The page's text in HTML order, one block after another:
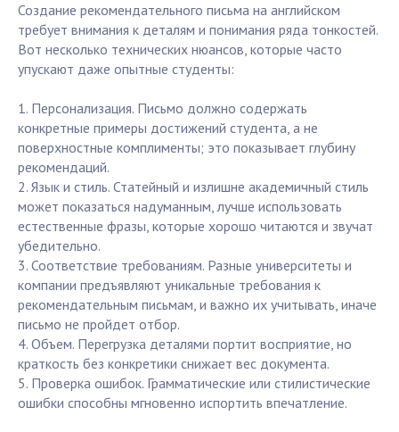
Создание рекомендательного письма на английском
требует внимания к деталям и понимания ряда тонкостей.
Вот несколько технических нюансов, которые часто
упускают даже опытные студенты:
1. Персонализация. Письмо должно содержать
конкретные примеры достижений студента, а не
поверхностные комплименты; это показывает глубину
рекомендаций.
2. Язык и стиль. Статейный и излишне академичный стиль
может показаться надуманным, лучше использовать
естественные фразы, которые хорошо читаются и звучат
убедительно.
3. Соответствие требованиям. Разные университеты и
компании предъявляют уникальные требования к
рекомендательным письмам, и важно их учитывать, иначе
письмо не пройдет отбор.
4. Объем. Перегрузка деталями портит восприятие, но
краткость без конкретики снижает вес документа.
5. Проверка ошибок. Грамматические или стилистические
ошибки способны мгновенно испортить впечатление.